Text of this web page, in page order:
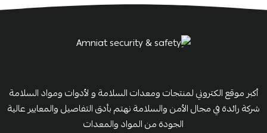
أكبر موقع الكتروني لمنتجات ومعدات السلامة و لأدوات ومواد السلامة
شركة رائدة في مجال الأمن والسلامة نهتم بأدق التفاصيل والمعايير عالية
الجودة من المواد والمعدات